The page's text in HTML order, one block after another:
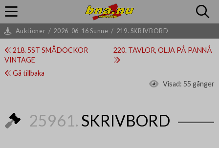
Auktioner / 2026-06-16 Sunne / 219. SKRIVBORD
218. 5ST SMÅDOCKOR
VINTAGE
220. TAVLOR, OLJA PÅ PANNÅ
Gå tillbaka
Visad: 55 gånger
25961. SKRIVBORD